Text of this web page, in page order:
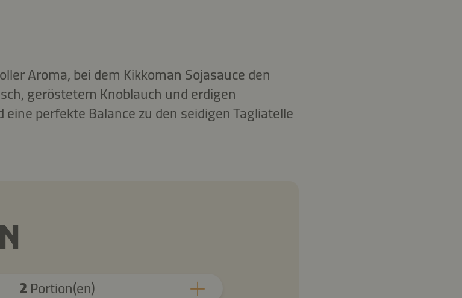
Aroma, bei dem Kikkoman Sojasauce den
geröstetem Knoblauch und erdigen
perfekte Balance zu den seidigen Tagliatelle
2 Portion(en)